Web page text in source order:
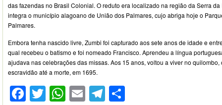
das fazendas no Brasil Colonial. O reduto era localizado na região da Serra
integra o município alagoano de União dos Palmares, cujo abriga hoje o
Palmares.
Embora tenha nascido livre, Zumbi foi capturado aos sete anos de idade e
qual recebeu o batismo e foi nomeado Francisco. Aprendeu a língua
ajudava nas celebrações das missas. Aos 15 anos, voltou a viver no quilombo,
escravidão até a morte, em 1695.
Facebook
Twitter
WhatsApp
EmailTelegram